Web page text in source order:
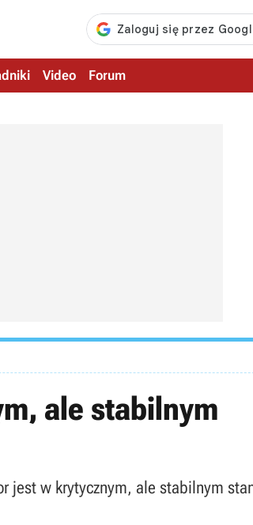
Video Forum
ale stabilnym
jest w krytycznym, ale stabilnym